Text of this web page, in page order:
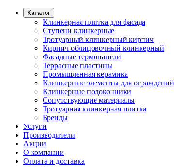
Каталог
Клинкерная плитка для фасада
Ступени клинкерные
Тротуарный клинкерный кирпич
Кирпич облицовочный клинкерный
Фасадные термопанели
Террасные пластины
Промышленная керамика
Клинкерные элементы для ограждений
Клинкерные подоконники
Сопутствующие материалы
Тротуарная клинкерная плитка
Бренды
Услуги
Производители
Акции
О компании
Оплата и доставка